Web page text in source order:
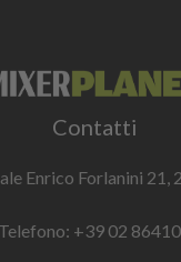
Contatti
Enrico Forlanini 21,
Telefono: +39 02